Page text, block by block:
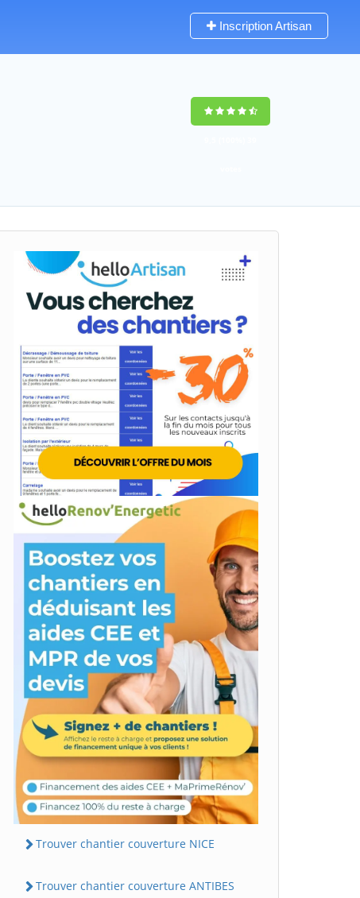
Inscription Artisan
Trouver chantier couverture NICE
Trouver chantier couverture ANTIBES